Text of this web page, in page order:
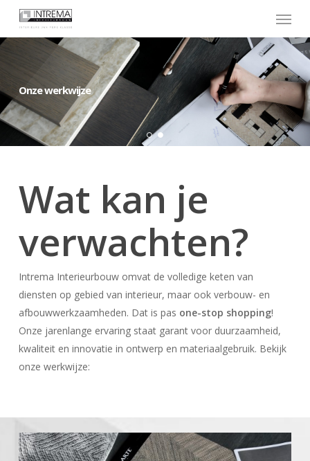
main
Menu
Onze werkwijze
Wat kan je
verwachten?
Intrema Interieurbouw omvat de volledige keten van
diensten op gebied van interieur, maar ook verbouw- en
afbouwwerkzaamheden. Dat is pas one-stop shopping!
Onze jarenlange ervaring staat garant voor duurzaamheid,
kwaliteit en innovatie in ontwerp en materiaalgebruik. Bekijk
onze werkwijze: